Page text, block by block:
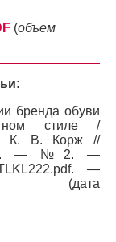
(объем
бренда обуви
стиле /
К. В. Корж //
7. — №2. —
—
(дата